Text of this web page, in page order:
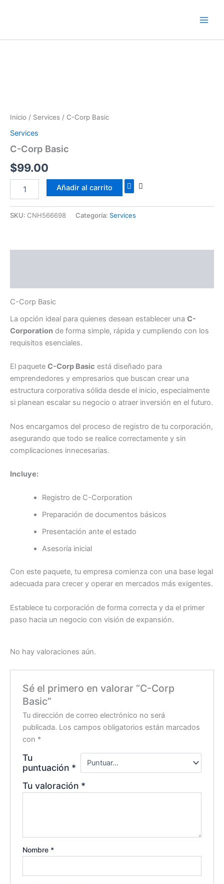
Inicio / Services / C-Corp Basic
Services
C-Corp Basic
$99.00
cantidad
Añadir al carrito
SKU: CNH566698 Categoría: Services
C-Corp Basic
La opción ideal para quienes desean establecer una C-
Corporation de forma simple, rápida y cumpliendo con los
requisitos esenciales.
El paquete C-Corp Basic está diseñado para
emprendedores y empresarios que buscan crear una
estructura corporativa sólida desde el inicio, especialmente
si planean escalar su negocio o atraer inversión en el futuro.
Nos encargamos del proceso de registro de tu corporación,
asegurando que todo se realice correctamente y sin
complicaciones innecesarias.
Incluye:
Registro de C-Corporation
Preparación de documentos básicos
Presentación ante el estado
Asesoría inicial
Con este paquete, tu empresa comienza con una base legal
adecuada para crecer y operar en mercados más exigentes.
Establece tu corporación de forma correcta y da el primer
paso hacia un negocio con visión de expansión.
No hay valoraciones aún.
Sé el primero en valorar “C-Corp
Basic”
Tu dirección de correo electrónico no será
publicada. Los campos obligatorios están marcados
con *
Tu
puntuación *
Tu valoración *
Nombre *